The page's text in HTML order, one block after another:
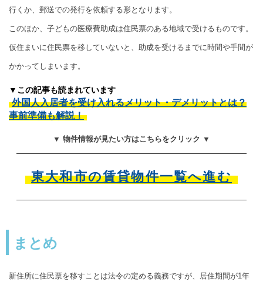
行くか、郵送での発行を依頼する形となります。
このほか、子どもの医療費助成は住民票のある地域で受けるものです。
仮住まいに住民票を移していないと、助成を受けるまでに時間や手間が
かかってしまいます。
▼この記事も読まれています
外国人入居者を受け入れるメリット・デメリットとは？
事前準備も解説！
▼ 物件情報が見たい方はこちらをクリック ▼
東大和市の賃貸物件一覧へ進む
まとめ
新住所に住民票を移すことは法令の定める義務ですが、居住期間が1年